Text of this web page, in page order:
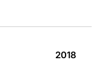
2018